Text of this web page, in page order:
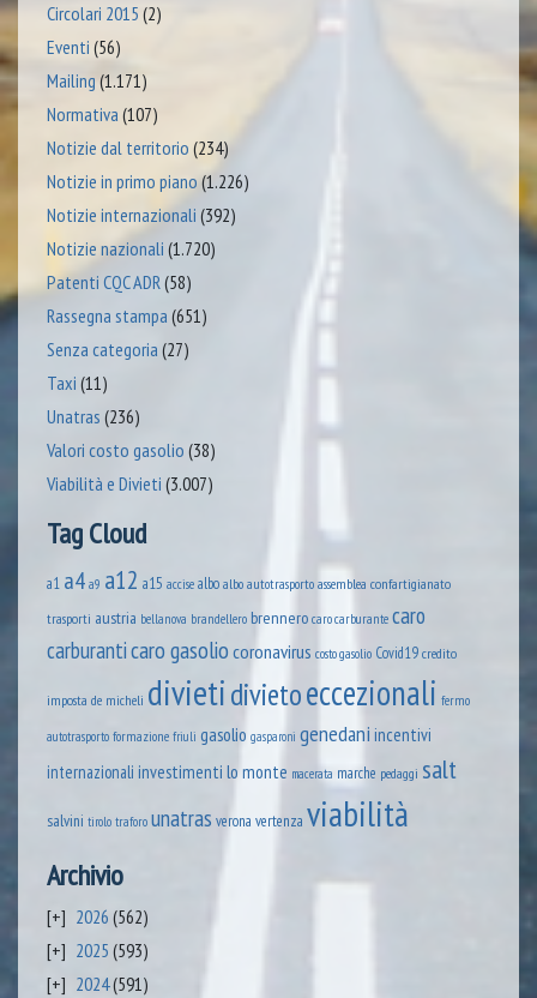
Circolari 2015 (2)
Eventi (56)
Mailing (1.171)
Normativa (107)
Notizie dal territorio (234)
Notizie in primo piano (1.226)
Notizie internazionali (392)
Notizie nazionali (1.720)
Patenti CQC ADR(58)
Rassegna stampa (651)
Senza categoria (27)
Taxi (11)
Unatras (236)
Valori costo gasolio (38)
Viabilità e Divieti (3.007)
Tag Cloud
a1 a4 a9 a12 a15 accise albo albo autotrasporto assemblea confartigianato
trasporti austria bellanova brandellero brennero caro carburante caro
carburanticaro gasoliocoronavirus costo gasolio Covid19credito
imposta de micheli divietidivietoeccezionali fermo
autotrasporto formazione friuli gasolio gasparoni genedani incentivi
internazionali investimenti lo monte macerata marche pedaggi salt
salvini tirolo traforo unatras verona vertenza viabilità
Archivio
2026 (562)
2025 (593)
2024(591)